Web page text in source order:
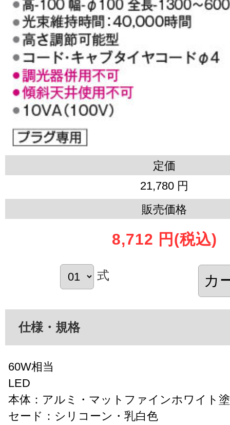
定価
21,780 円
販売価格
8,712 円 (税込)
式
仕様・規格
60W相当
LED
本体：アルミ・マットファインホワイト
セード：シリコーン・乳白色